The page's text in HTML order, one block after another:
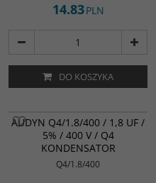
14.83PLN
DO KOSZYKA
AUDYN Q4/1.8/400 / 1,8 UF /
5% / 400 V / Q4
KONDENSATOR
Q4/1.8/400